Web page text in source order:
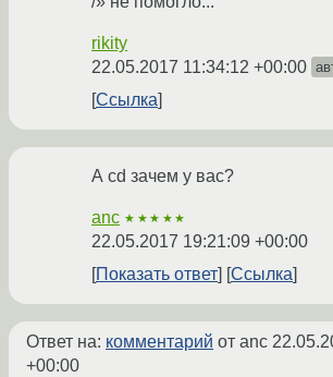
rikity
22.05.2017 11:34:12 +00:00
Ссылка
А cd зачем у вас?
anc ★★★★★
22.05.2017 19:21:09 +00:00
Показать ответ
Ссылка
Ответ на: комментарий от anc
+00:00